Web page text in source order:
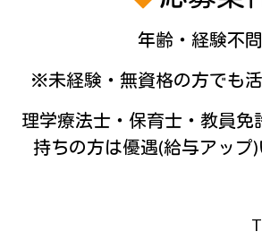
年齢・経験不問
※未経験・無資格の方でも活
理学療法士・保育士・教員免
持ちの方は優遇(給与アップ